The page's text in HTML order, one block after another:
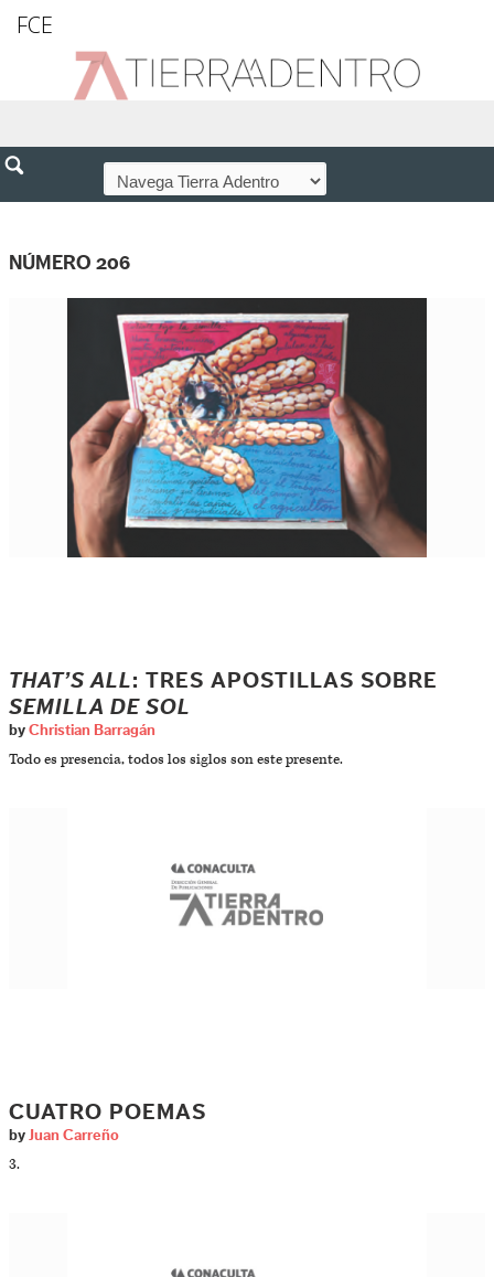
FCE
NÚMERO 206
THAT’S ALL: TRES APOSTILLAS SOBRE
SEMILLA DE SOL
by Christian Barragán
Todo es presencia, todos los siglos son este presente.
CUATRO POEMAS
by Juan Carreño
3.